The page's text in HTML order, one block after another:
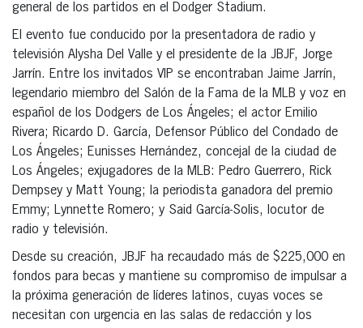
general de los partidos en el Dodger Stadium.
El evento fue conducido por la presentadora de radio y
televisión Alysha Del Valle y el presidente de la JBJF, Jorge
Jarrín. Entre los invitados VIP se encontraban Jaime Jarrín,
legendario miembro del Salón de la Fama de la MLB y voz en
español de los Dodgers de Los Ángeles; el actor Emilio
Rivera; Ricardo D. García, Defensor Público del Condado de
Los Ángeles; Eunisses Hernández, concejal de la ciudad de
Los Ángeles; exjugadores de la MLB: Pedro Guerrero, Rick
Dempsey y Matt Young; la periodista ganadora del premio
Emmy; Lynnette Romero; y Said García-Solis, locutor de
radio y televisión.
Desde su creación, JBJF ha recaudado más de $225,000 en
fondos para becas y mantiene su compromiso de impulsar a
la próxima generación de líderes latinos, cuyas voces se
necesitan con urgencia en las salas de redacción y los